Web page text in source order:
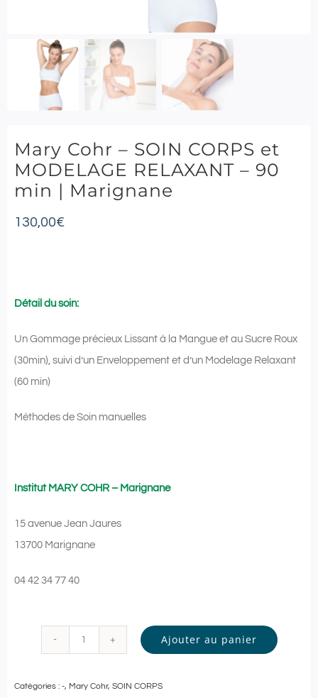
Mary Cohr – SOIN CORPS et
MODELAGE RELAXANT – 90
min | Marignane
130,00€
Détail du soin:
Un Gommage précieux Lissant à la Mangue et au Sucre Roux
(30min), suivi d’un Enveloppement et d’un Modelage Relaxant
(60 min)
Méthodes de Soin manuelles
Institut MARY COHR – Marignane
15 avenue Jean Jaures
13700 Marignane
04 42 34 77 40
Mary
Ajouter au panier
Catégories : -, Mary Cohr, SOIN CORPS